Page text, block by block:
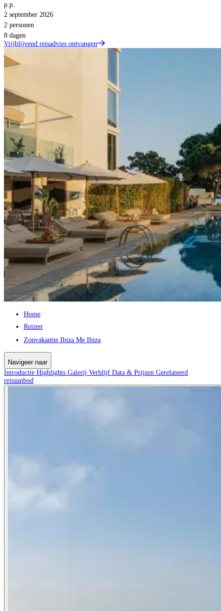
p.p.
2 september 2026
2 personen
8 dagen
Vrijblijvend reisadvies ontvangen
Home
Reizen
Zonvakantie Ibiza Me Ibiza
Navigeer naar
Introductie Highlights Galerij Verblijf Data & Prijzen Gerelateerd
reisaanbod